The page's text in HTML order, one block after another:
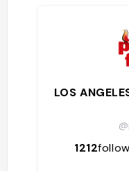
LOS
1212